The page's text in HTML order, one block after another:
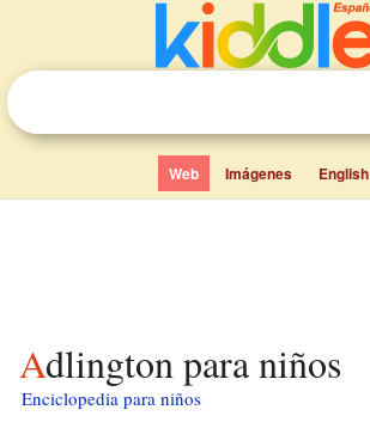
Web Imágenes English
Adlington para niños
Enciclopedia para niños